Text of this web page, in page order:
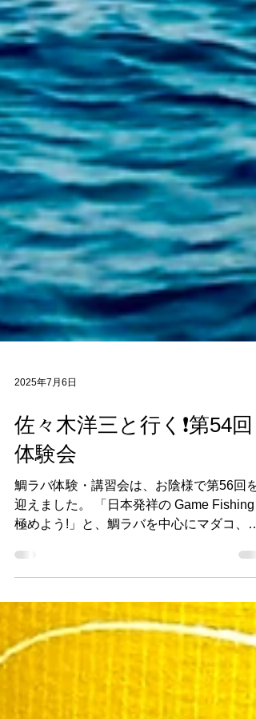
2025年7月6日
佐々木洋三と行く❗️第54回
体験会
鯛ラバ体験・講習会は、お陰様で第56回を
極めよう!」と、鯛ラバを中心にマダコ、ア
ジ、白イカ、ジギングでタチウオや青物な
文化に触れ、旬を美味しく味わって頂く体
会です。 今回はブランドもんの明石ダコを
タコエギで狙います。 ↑左が人気のフラ
シュブースト（シマノ）、右が新発売のハ
タコスッテ（ハピソン） 今年は明石のマダ
コが絶好調！一昨年の不漁を踏まえ、さま